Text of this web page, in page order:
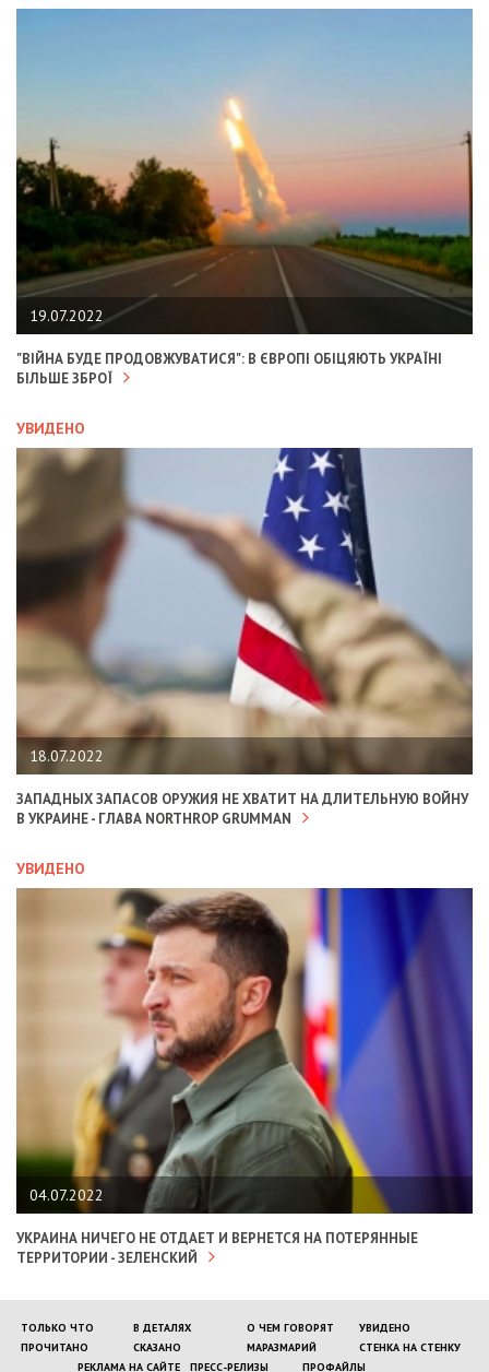
19.07.2022
"ВІЙНА БУДЕ ПРОДОВЖУВАТИСЯ": В ЄВРОПІ ОБІЦЯЮТЬ УКРАЇНІ
БІЛЬШЕ ЗБРОЇ
УВИДЕНО
18.07.2022
ЗАПАДНЫХ ЗАПАСОВ ОРУЖИЯ НЕ ХВАТИТ НА ДЛИТЕЛЬНУЮ ВОЙНУ
В УКРАИНЕ - ГЛАВА NORTHROP GRUMMAN
УВИДЕНО
04.07.2022
УКРАИНА НИЧЕГО НЕ ОТДАЕТ И ВЕРНЕТСЯ НА ПОТЕРЯННЫЕ
ТЕРРИТОРИИ - ЗЕЛЕНСКИЙ
ТОЛЬКО ЧТО В ДЕТАЛЯХ О ЧЕМ ГОВОРЯТ
УВИДЕНО
ПРОЧИТАНО
СКАЗАНО МАРАЗМАРИЙ
СТЕНКА НА СТЕНКУ
РЕКЛАМА НА САЙТЕ
ПРЕСС-РЕЛИЗЫ ПРОФАЙЛЫ